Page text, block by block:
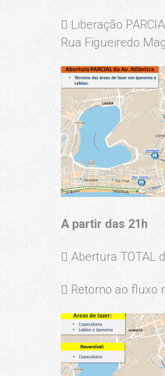
 Liberação
Rua Figueiredo
A partir das 21h
 Abertura TOTAL
 Retorno ao fluxo